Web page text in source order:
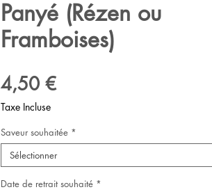
Panyé (Rézen ou
Framboises)
4,50 €Prix
Taxe Incluse
Saveur souhaitée *
Sélectionner
Date de retrait souhaité *